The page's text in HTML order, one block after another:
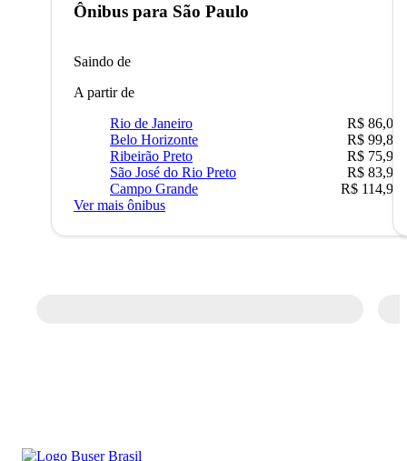
Ônibus para São Paulo
Saindo de
A partir de
Rio de Janeiro
R$ 86,00
Belo Horizonte
R$ 99,89
Ribeirão Preto
R$ 75,90
São José do Rio Preto
R$ 83,90
Campo Grande
R$ 114,90
Ver mais ônibus